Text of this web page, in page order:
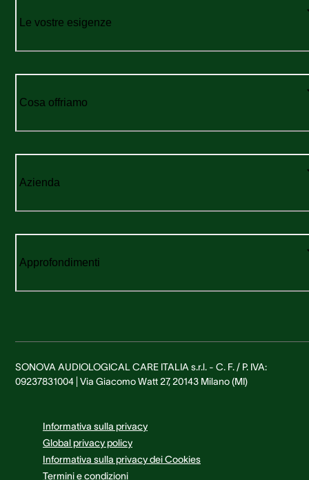
Le vostre esigenze
Cosa offriamo
Azienda
Approfondimenti
SONOVA AUDIOLOGICAL CARE ITALIA s.r.l. - C. F. / P. IVA:
09237831004 | Via Giacomo Watt 27, 20143 Milano (MI)
Informativa sulla privacy
Global privacy policy
Informativa sulla privacy dei Cookies
Termini e condizioni